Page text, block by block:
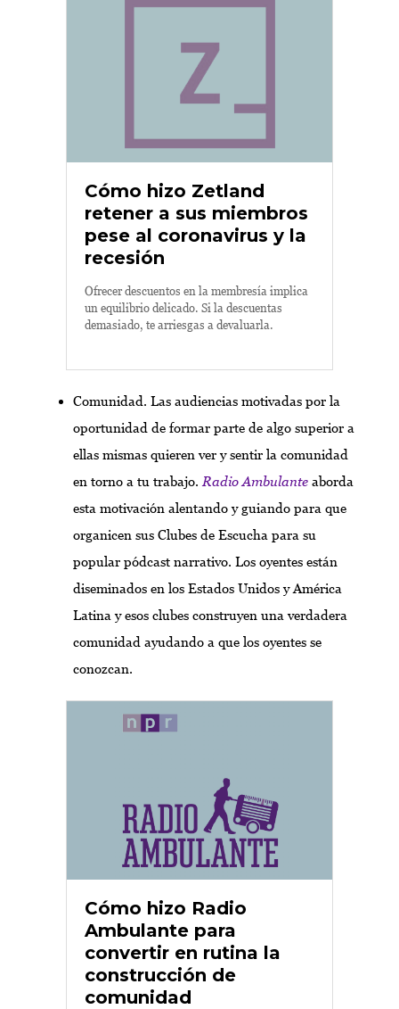
Cómo hizo Zetland
retener a sus miembros
pese al coronavirus y la
recesión
Ofrecer descuentos en la membresía implica
un equilibrio delicado. Si la descuentas
demasiado, te arriesgas a devaluarla.
Comunidad. Las audiencias motivadas por la
oportunidad de formar parte de algo superior a
ellas mismas quieren ver y sentir la comunidad
en torno a tu trabajo. Radio Ambulante aborda
esta motivación alentando y guiando para que
organicen sus Clubes de Escucha para su
popular pódcast narrativo. Los oyentes están
diseminados en los Estados Unidos y América
Latina y esos clubes construyen una verdadera
comunidad ayudando a que los oyentes se
conozcan.
Cómo hizo Radio
Ambulante para
convertir en rutina la
construcción de
comunidad